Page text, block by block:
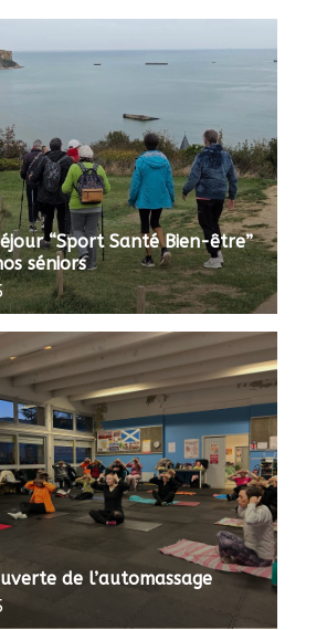
“Sport Santé Bien-être”
séniors
de l’automassage